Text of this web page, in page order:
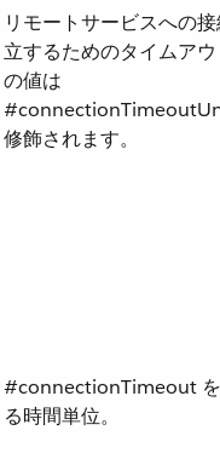
リモートサービスへの
立するためのタイムア
の値は
修飾されます。
#connectionTimeout
る時間単位。